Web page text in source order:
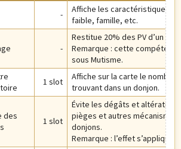
-
Affiche les caractéristiques de
faible, famille, etc.
-
Restitue 20% des PV d’un allié.
Remarque : cette
sous Mutisme.
1 slot
Affiche sur la carte le
trouvant dans un donjon.
des
1 slot
Évite les dégâts et
pièges et autres
donjons.
Remarque : l’effet s’applique